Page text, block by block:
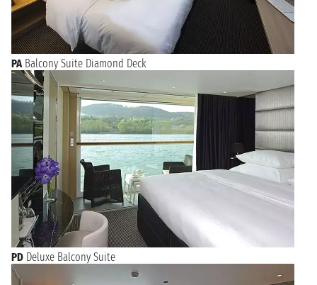
PA Balcony Suite Diamond Deck
PD Deluxe Balcony Suite